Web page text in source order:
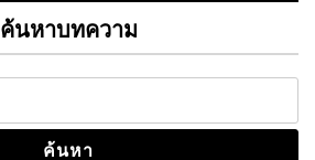
ค้นหาบทความ